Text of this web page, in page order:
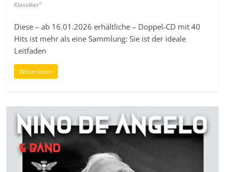
Klassiker"
Diese – ab 16.01.2026 erhältliche – Doppel-CD mit 40
Hits ist mehr als eine Sammlung: Sie ist der ideale
Leitfaden
Weiterlesen